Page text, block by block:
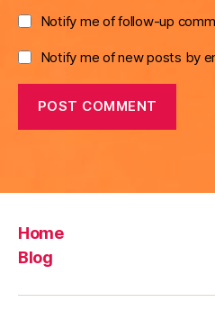
Notify me of follow-up
Notify me of new posts by
Home
Blog